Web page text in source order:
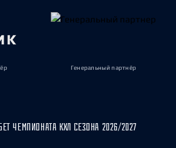
Генеральный партнёр
ЧЕМПИОНАТА КХЛ СЕЗОНА 2026/2027